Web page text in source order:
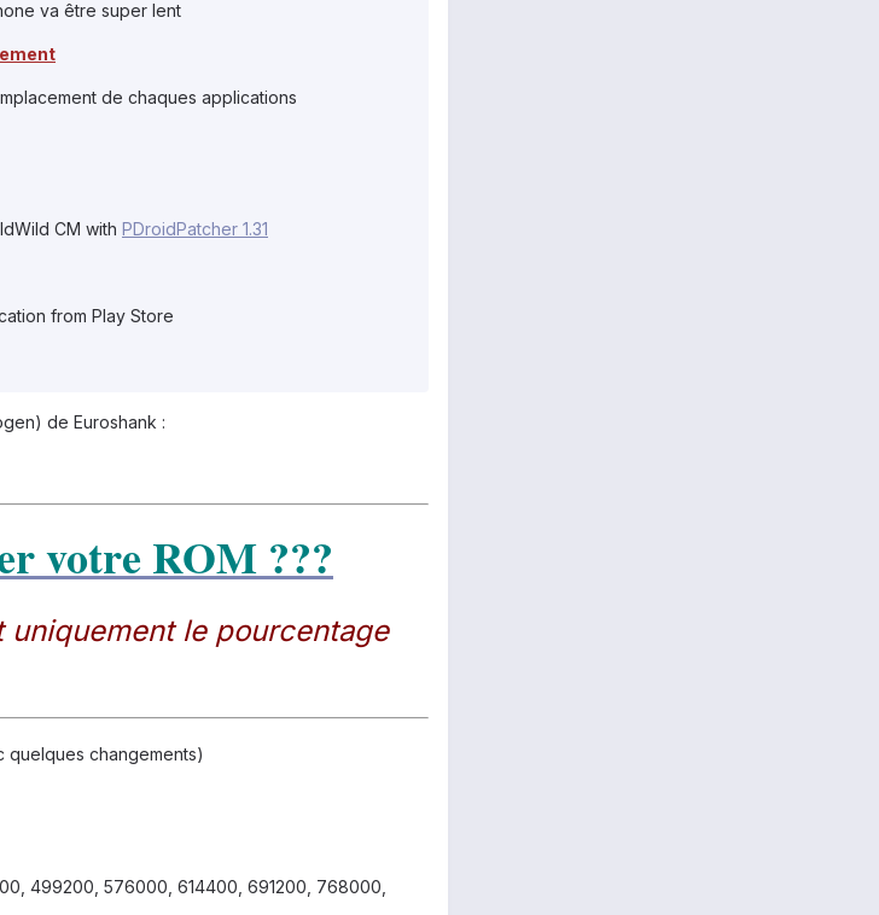
va être super lent
de chaques applications
CM with PDroidPatcher 1.31
from Play Store
de Euroshank :
votre ROM ???
le pourcentage
changements)
499200, 576000, 614400, 691200, 768000,